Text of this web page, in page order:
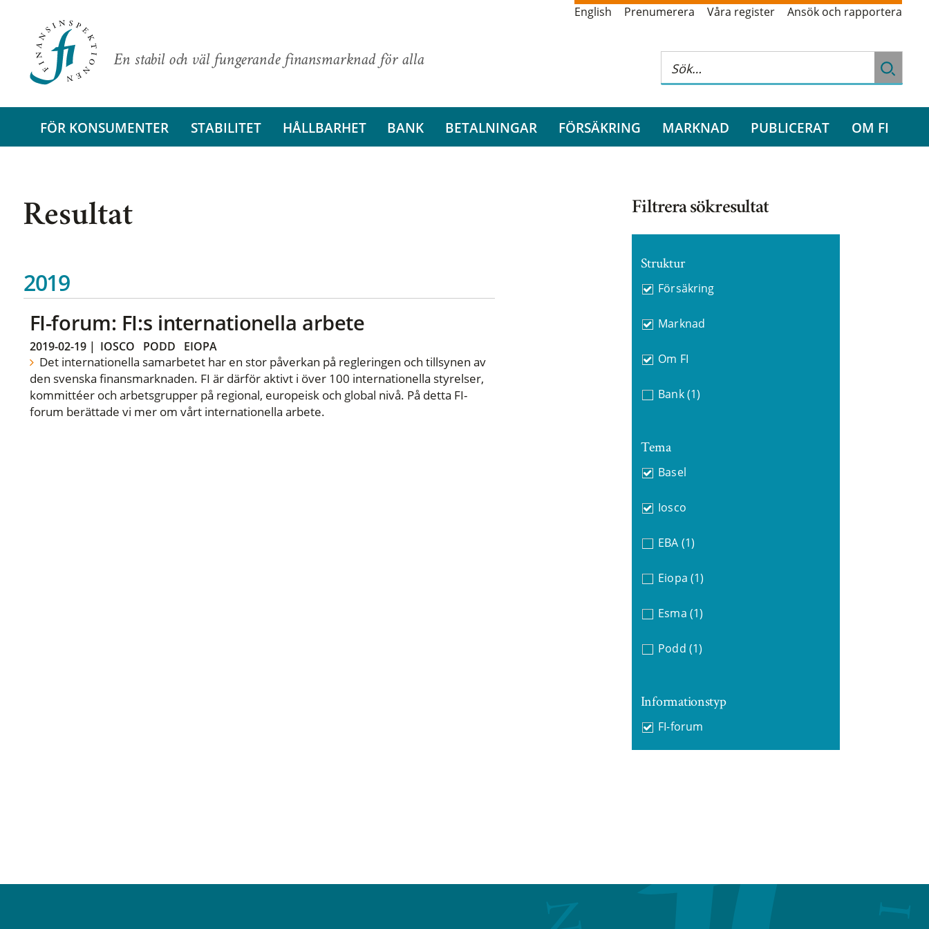
En stabil och väl fungerande finansmarknad för alla
English Prenumerera Våra register Ansök och rapportera
FÖR KONSUMENTER STABILITET HÅLLBARHET BANK BETALNINGAR FÖRSÄKRING MARKNAD PUBLICERAT OM FI
Resultat
2019
FI-forum: FI:s internationella arbete
2019-02-19| IOSCO PODD EIOPA
Det internationella samarbetet har en stor påverkan på regleringen och tillsynen av
den svenska finansmarknaden. FI är därför aktivt i över 100 internationella styrelser,
kommittéer och arbetsgrupper på regional, europeisk och global nivå. På detta FI-
forum berättade vi mer om vårt internationella arbete.
Filtrera sökresultat
Struktur
Försäkring
Marknad
Om FI
Bank (1)
Tema
Basel
Iosco
EBA (1)
Eiopa (1)
Esma (1)
Podd (1)
Informationstyp
FI-forum